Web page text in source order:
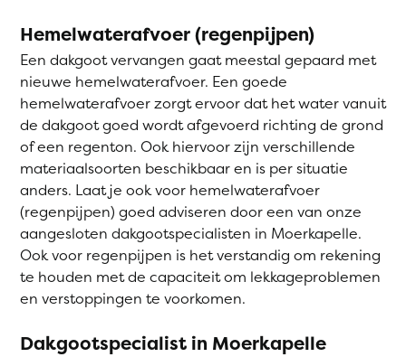
Hemelwaterafvoer (regenpijpen)
Een dakgoot vervangen gaat meestal gepaard met
nieuwe hemelwaterafvoer. Een goede
hemelwaterafvoer zorgt ervoor dat het water vanuit
de dakgoot goed wordt afgevoerd richting de grond
of een regenton. Ook hiervoor zijn verschillende
materiaalsoorten beschikbaar en is per situatie
anders. Laat je ook voor hemelwaterafvoer
(regenpijpen) goed adviseren door een van onze
aangesloten dakgootspecialisten in Moerkapelle.
Ook voor regenpijpen is het verstandig om rekening
te houden met de capaciteit om lekkageproblemen
en verstoppingen te voorkomen.
Dakgootspecialist in Moerkapelle